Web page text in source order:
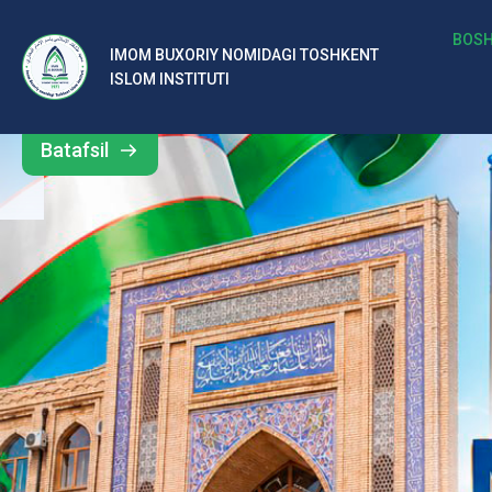
IMOM BUXORIY NOMIDAGI TOSHKENT
ISLOM INSTITUTI
b
al
ar
o‘
rt
a
si
d
Barcha
yangiliklar
Batafsil